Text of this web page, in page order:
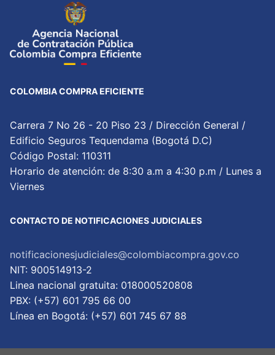
COLOMBIA COMPRA EFICIENTE
Carrera 7 No 26 - 20 Piso 23 / Dirección General /
Edificio Seguros Tequendama (Bogotá D.C)
Código Postal: 110311
Horario de atención: de 8:30 a.m a 4:30 p.m / Lunes a
Viernes
CONTACTO DE NOTIFICACIONES JUDICIALES
notificacionesjudiciales@colombiacompra.gov.co
NIT: 900514913-2
Linea nacional gratuita: 018000520808
PBX: (+57) 601 795 66 00
Lí­nea en Bogotá: (+57) 601 745 67 88